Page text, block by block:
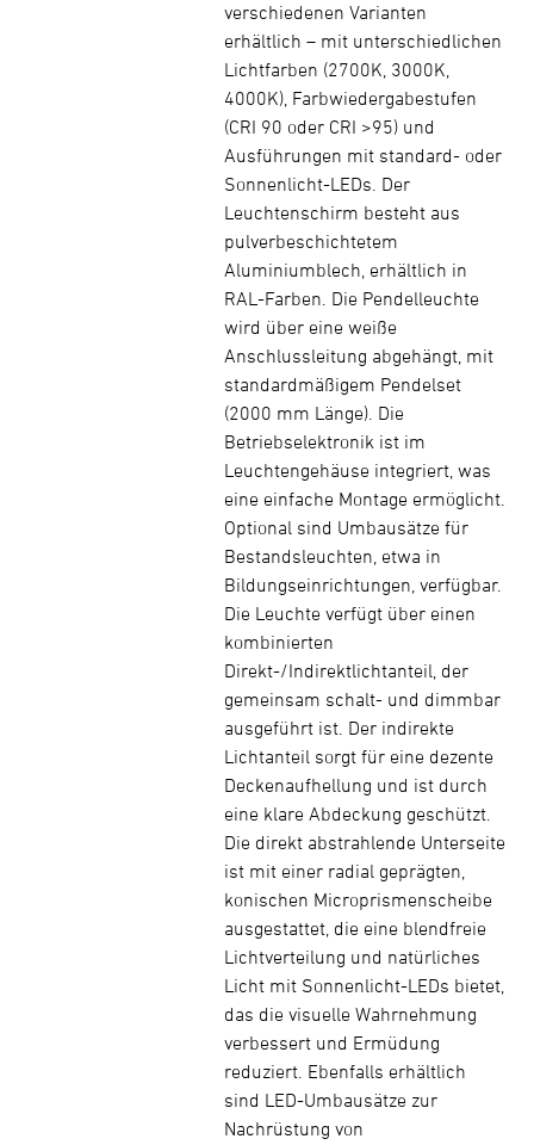
verschiedenen Varianten
erhältlich – mit unterschiedlichen
Lichtfarben (2700K, 3000K,
4000K), Farbwiedergabestufen
(CRI 90 oder CRI >95) und
Ausführungen mit standard- oder
Sonnenlicht-LEDs. Der
Leuchtenschirm besteht aus
pulverbeschichtetem
Aluminiumblech, erhältlich in
RAL-Farben. Die Pendelleuchte
wird über eine weiße
Anschlussleitung abgehängt, mit
standardmäßigem Pendelset
(2000 mm Länge). Die
Betriebselektronik ist im
Leuchtengehäuse integriert, was
eine einfache Montage ermöglicht.
Optional sind Umbausätze für
Bestandsleuchten, etwa in
Bildungseinrichtungen, verfügbar.
Die Leuchte verfügt über einen
kombinierten
Direkt-/Indirektlichtanteil, der
gemeinsam schalt- und dimmbar
ausgeführt ist. Der indirekte
Lichtanteil sorgt für eine dezente
Deckenaufhellung und ist durch
eine klare Abdeckung geschützt.
Die direkt abstrahlende Unterseite
ist mit einer radial geprägten,
konischen Microprismenscheibe
ausgestattet, die eine blendfreie
Lichtverteilung und natürliches
Licht mit Sonnenlicht-LEDs bietet,
das die visuelle Wahrnehmung
verbessert und Ermüdung
reduziert. Ebenfalls erhältlich
sind LED-Umbausätze zur
Nachrüstung von